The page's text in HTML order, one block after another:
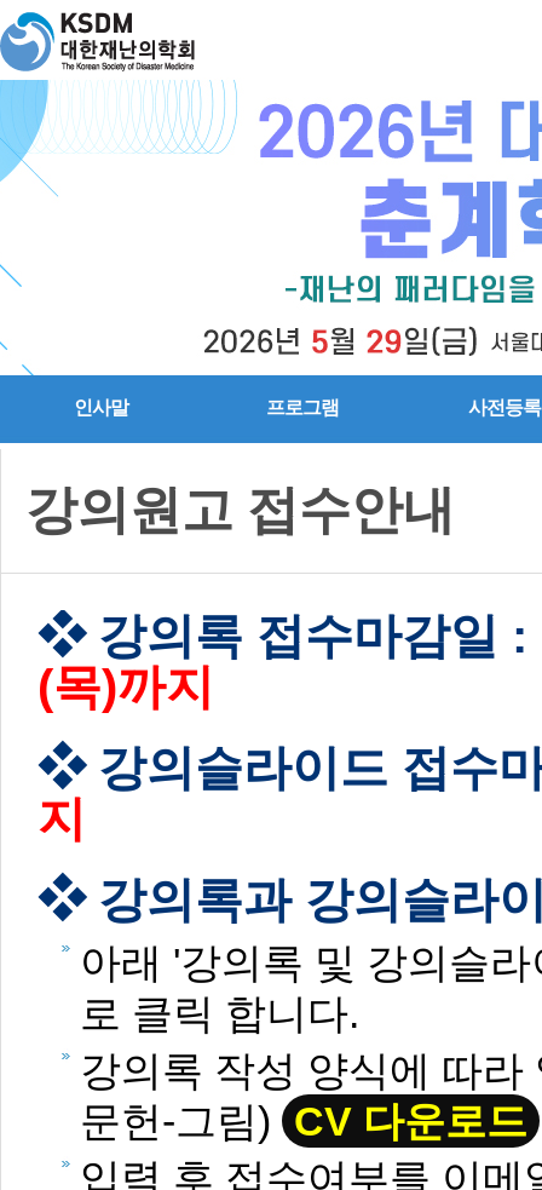
인사말 프로그램 사전등록
강의원고 접수안내
강의록 접수마감일 :
(목)까지
강의슬라이드 접수
지
강의록과 강의슬라
아래 '강의록 및 강의슬
로 클릭 합니다.
강의록 작성 양식에 따
문헌-그림) CV 다운로드
입력 후 접수여부를 이